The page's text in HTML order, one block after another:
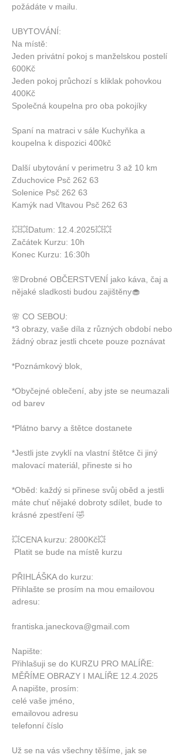
požádáte v mailu.
UBYTOVÁNÍ:
Na místě:
Jeden privátní pokoj s manželskou postelí
600Kč
Jeden pokoj průchozí s kliklak pohovkou
400Kč
Společná koupelna pro oba pokojíky
Spaní na matraci v sále Kuchyňka a
koupelna k dispozici 400kč
Další ubytování v perimetru 3 až 10 km
Zduchovice Psč 262 63
Solenice Psč 262 63
Kamýk nad Vltavou Psč 262 63
💥💥Datum: 12.4.2025💥💥
Začátek Kurzu: 10h
Konec Kurzu: 16:30h
🌸Drobné OBČERSTVENÍ jako káva, čaj a
nějaké sladkosti budou zajištěny🧁
🌸 CO SEBOU:
*3 obrazy, vaše díla z různých období nebo
žádný obraz jestli chcete pouze poznávat
*Poznámkový blok,
*Obyčejné oblečení, aby jste se neumazali
od barev
*Plátno barvy a štětce dostanete
*Jestli jste zvyklí na vlastní štětce či jiný
malovací materiál, přineste si ho
*Oběd: každý si přinese svůj oběd a jestli
máte chuť nějaké dobroty sdílet, bude to
krásné zpestření 🤣
💥CENA kurzu: 2800Kč💥
Platit se bude na místě kurzu
PŘIHLÁŠKA do kurzu:
Přihlašte se prosím na mou emailovou
adresu:
frantiska.janeckova@gmail.com
Napište:
Přihlašuji se do KURZU PRO MALÍŘE:
MĚŘÍME OBRAZY I MALÍŘE 12.4.2025
A napište, prosím:
celé vaše jméno,
emailovou adresu
telefonní číslo
Už se na vás všechny těšíme, jak se